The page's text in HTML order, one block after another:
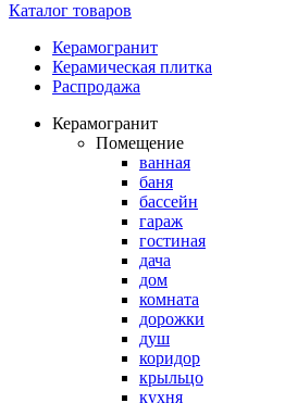
Каталог товаров
Керамогранит
Керамическая плитка
Распродажа
Керамогранит
Помещение
ванная
баня
бассейн
гараж
гостиная
дача
дом
комната
дорожки
душ
коридор
крыльцо
кухня